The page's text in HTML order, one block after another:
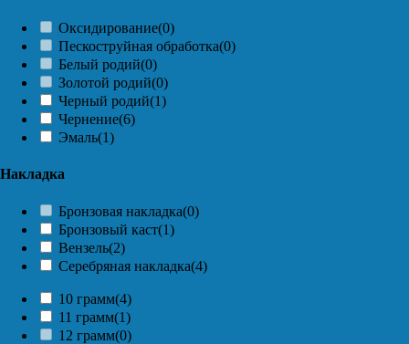
Оксидирование(0)
Пескоструйная обработка(0)
Белый родий(0)
Золотой родий(0)
Черный родий(1)
Чернение(6)
Эмаль(1)
Накладка
Бронзовая накладка(0)
Бронзовый каст(1)
Вензель(2)
Серебряная накладка(4)
10 грамм(4)
11 грамм(1)
12 грамм(0)